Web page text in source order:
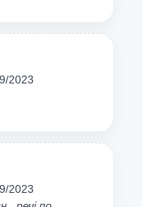
2023
2023